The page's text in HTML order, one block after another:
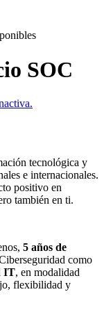
SOC
tecnológica y
e internacionales.
positivo en
también en ti.
5 años de
como
IT, en modalidad
flexibilidad y